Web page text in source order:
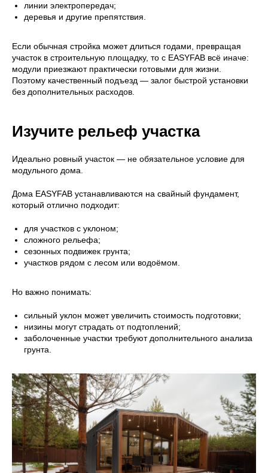
линии электропередач;
деревья и другие препятствия.
Если обычная стройка может длиться годами, превращая
участок в строительную площадку, то с EASYFAB всё иначе:
модули приезжают практически готовыми для жизни.
Поэтому качественный подъезд — залог быстрой установки
без дополнительных расходов.
Изучите рельеф участка
Идеально ровный участок — не обязательное условие для
модульного дома.
Дома EASYFAB устанавливаются на свайный фундамент,
который отлично подходит:
для участков с уклоном;
сложного рельефа;
сезонных подвижек грунта;
участков рядом с лесом или водоёмом.
Но важно понимать:
сильный уклон может увеличить стоимость подготовки;
низины могут страдать от подтоплений;
заболоченные участки требуют дополнительного анализа
грунта.